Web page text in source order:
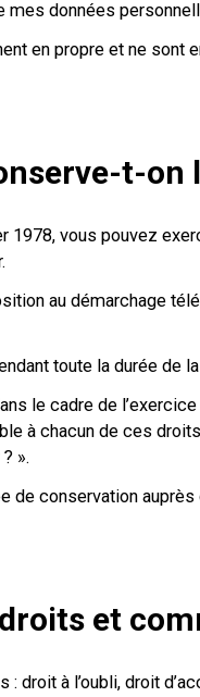
données
en propre et ne
t-on
vous pouvez
au démarchage
toute la durée de
le cadre de
à chacun de ces
».
de conservation
et
à l’oubli, droit